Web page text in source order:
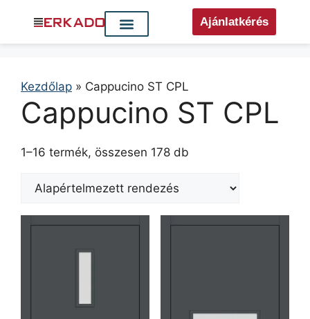
Ajánlatkérés
Kezdőlap » Cappucino ST CPL
Cappucino ST CPL
1–16 termék, összesen 178 db